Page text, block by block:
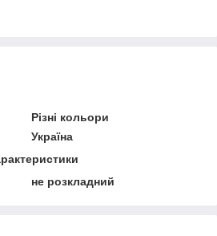
Різні кольори
Україна
не розкладний